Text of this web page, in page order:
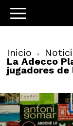
Inicio
La Adecco
jugadores de